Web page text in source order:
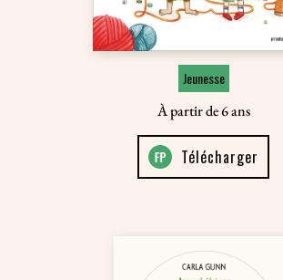
Jeunesse
À partir de 6 ans
Télécharger